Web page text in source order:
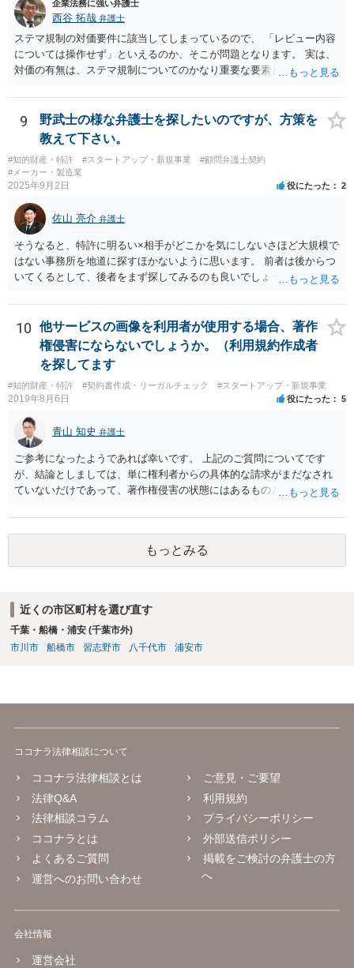
企業法務に強い弁護士
西谷 拓哉 弁護士
ステマ規制の対価要件に該当してしまっているので、 「レビュー内容
については操作せず」といえるのか、そこが問題となります。 実は、
対価の有無は、ステマ規制についてのかなり重要な要素となります。
とを条件に割り引くサービスを提供していたケースですが、 明示的に
高評価と指示していなくても、全件報酬を支払うことを約してレビュ
ーをさせるということになれば、結局はそれはレビュー内容について
事業者が関与していると評価され「事業者による表示（広告）」と判
断される余地は残るといえるでしょう。 あくまで、自身の嗜好に基づ
く、自主的なレビューでなければステマ規制にひっかかる可能性があ
www.caa.go.jp/policies/policy/representation/fair_labeling/guideline/ass
ets/representation_cms216_230328_03.pdf の５頁（イ）、２（１）参
照
9
野武士の様な弁護士を探したいのですが、方策を
教えて下さい。
#知的財産・特許 #スタートアップ・新規事業
#顧問弁護士契約
#メーカー・製造業
2025年9月2日 役にたった 2
佐山 亮介 弁護士
そうなると、特許に明るい×相手がどこかを気にしないさほど大規模で
はない事務所を地道に探すほかないように思います。 前者は後からつ
いてくるとして、後者をまず探してみるのも良いでしょう。
10
他サービスの画像を利用者が使用する場合、著作
権侵害にならないでしょうか。（利用規約作成者
を探してます
#知的財産・特許 #契約書作成・リーガルチェック #スタートアップ・新規事業
2019年8月6日 役にたった 5
青山 知史 弁護士
ご参考になったようであれば幸いです。 上記のご質問についてです
が、結論としましては、単に権利者からの具体的な請求がまだなされ
ていないだけであって、著作権侵害の状態にはあるものと思慮いたし
ンテンツの投稿については、適法か否かも含め、投稿者で自己責任で
行うものとし、サイトとしては責任を持たない旨の規定がなされてい
ることがあります。 利用者も多いため、サイトとして投稿画像等のチ
ェックは行えないことから、自己責任で判断して行動するように求め
ような画像もそのまま投稿されてしまい、結果として、権利者から削
除や損害賠償等の請求がなされるまで、事実上、その投稿状態が残っ
たままになっているものと思われます。 こうした無断転載の件数は多
ありません。 そのため、著作権者が、本人の特定や具体的な請求に動
を問われることになり、結果として、賠償等をしなければならない事
態にもなります。 このように、ECサイト等における画像転載等は、適
ねないものですので、やはりこうした無断転載は控えた方が安全かと
思慮いたします。
もっとみる
近くの市区町村を選び直す
千葉・船橋・浦安 (千葉市外)
市川市
船橋市 習志野市 八千代市 浦安市
ココナラ法律相談について
ココナラ法律相談とは
法律Q&A
法律相談コラム
ココナラとは
よくあるご質問
運営へのお問い合わせ
ご意見・ご要望
利用規約
プライバシーポリシー
外部送信ポリシー
掲載をご検討の弁護士の方
へ
会社情報
運営会社